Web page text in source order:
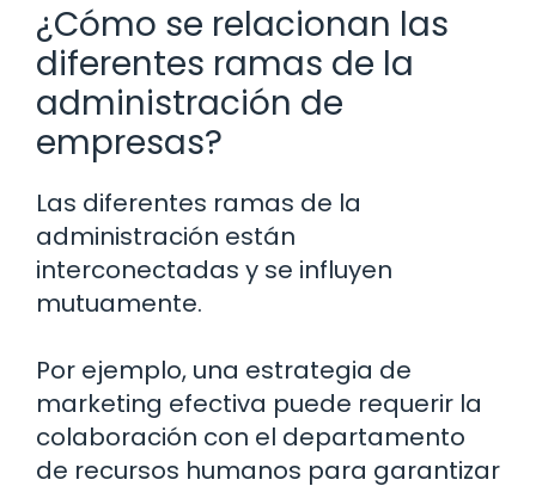
¿Cómo se relacionan las
diferentes ramas de la
administración de
empresas?
Las diferentes ramas de la
administración están
interconectadas y se influyen
mutuamente.
Por ejemplo, una estrategia de
marketing efectiva puede requerir la
colaboración con el departamento
de recursos humanos para garantizar